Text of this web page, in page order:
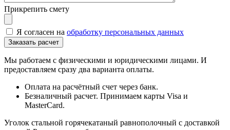
Прикрепить смету
Я согласен на обработку персональных данных
Мы работаем с физическими и юридическими лицами. И
предоставляем сразу два варианта оплаты.
Оплата на расчётный счет через банк.
Безналичный расчет. Принимаем карты Visa и
MasterCard.
Уголок стальной горячекатаный равнополочный с доставкой